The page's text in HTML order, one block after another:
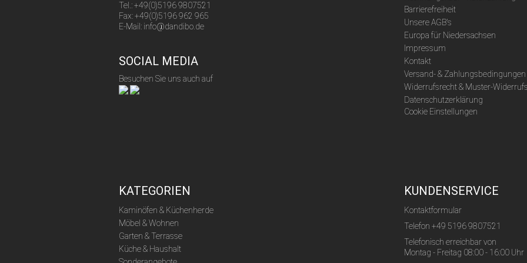
Tel.: +49(0)5196 9807521
Fax: +49(0)5196 962 965
E-Mail: info@dandibo.de
SOCIAL MEDIA
Besuchen Sie uns auch auf
Barrierefreiheit
Unsere AGB's
Europa für Niedersachsen
Impressum
Kontakt
Versand- & Zahlungsbedingungen
Widerrufsrecht & Muster-
Datenschutzerklärung
Cookie Einstellungen
KATEGORIEN
Kaminöfen & Küchenherde
Möbel & Wohnen
Garten & Terrasse
Küche & Haushalt
KUNDENSERVICE
Kontaktformular
Telefon +49 5196 9807521
Telefonisch erreichbar von
Montag - Freitag 08:00 - 16:00 Uhr